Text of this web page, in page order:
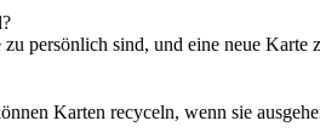
persönlich sind, und eine neue
Karten recyceln, wenn sie